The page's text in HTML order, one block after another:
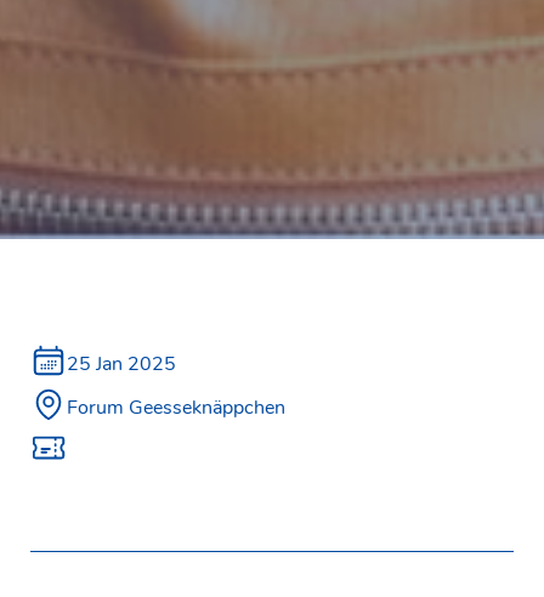
25 Jan 2025
Forum Geesseknäppchen